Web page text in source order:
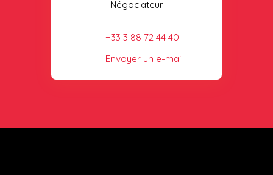
Négociateur
+33 3 88 72 44 40
Envoyer un e-mail